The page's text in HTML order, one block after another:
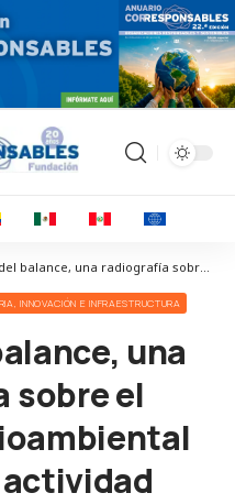
Corresponsables > Opinión > Más allá del balance, una radiografía sobre el impacto medioambiental de nuestra actividad
INNOVACIÓN E INFRAESTRUCTURA
una
sobre el